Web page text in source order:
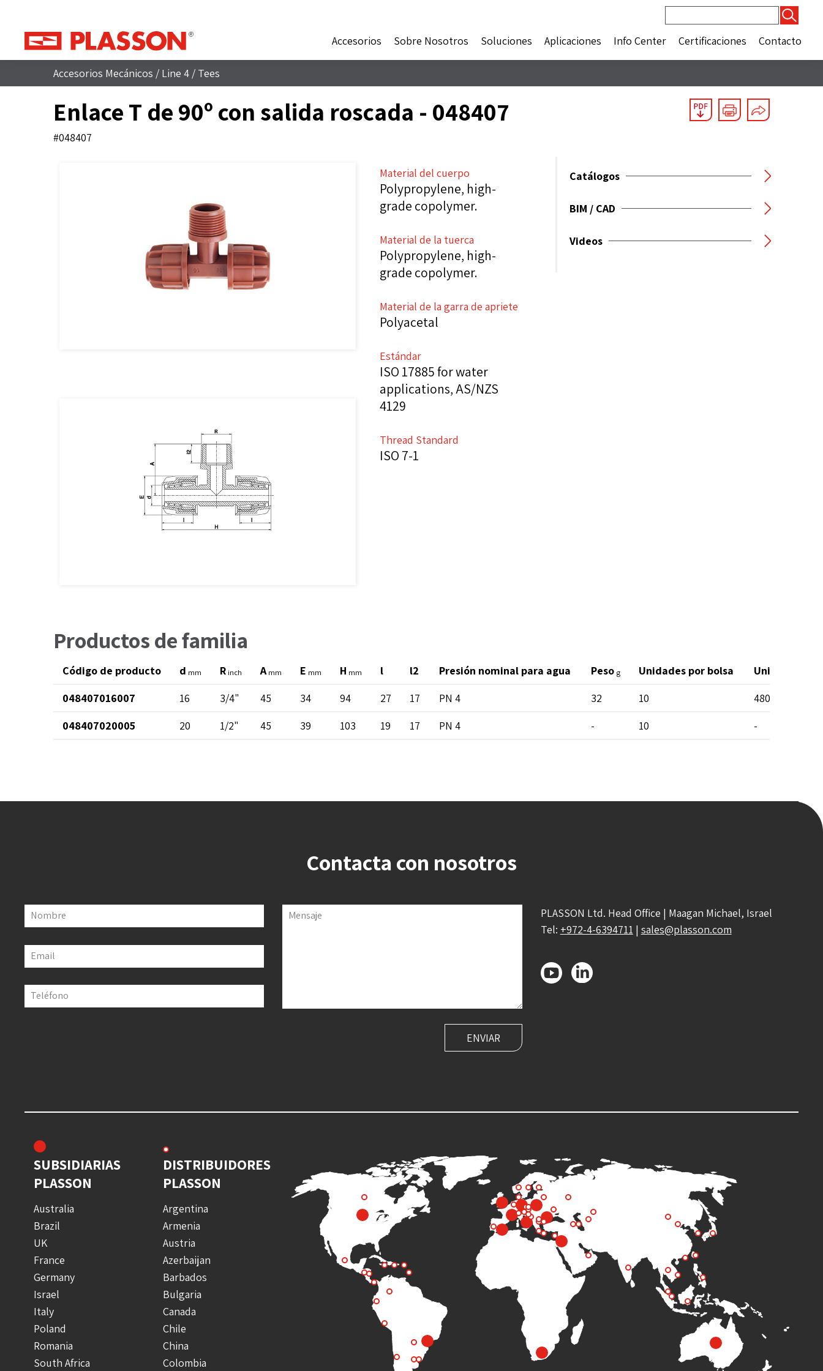
Accesorios
Sobre Nosotros Soluciones Aplicaciones Info Center Certificaciones Contacto
Accesorios Mecánicos / Line 4 / Tees
Enlace T de 90º con salida roscada - 048407
#048407
Material del cuerpo
Polypropylene, high-
grade copolymer.
Material de la tuerca
Polypropylene, high-
grade copolymer.
Material de la garra de apriete
Polyacetal
Estándar
ISO 17885 for water
applications, AS/NZS
4129
Thread Standard
ISO 7-1
Catálogos
BIM / CAD
Videos
Productos de familia
Código de producto d mm R inch A mm E mm H mm l l2 Presión nominal para agua Peso g Unidades por bolsa
Unidades
048407016007
16 3/4" 45 34 94 27 17 PN 4 32 10
480
048407020005
20 1/2" 45 39 103 19 17 PN 4 - 10 -
Contacta con nosotros
Nombre
Email
Teléfono
Mensaje
PLASSON Ltd. Head Office | Maagan Michael, Israel
Tel: +972-4-6394711 | sales@plasson.com
SUBSIDIARIAS
PLASSON
Australia
Brazil
UK
France
Germany
Israel
Italy
Poland
Romania
South Africa
DISTRIBUIDORES
PLASSON
Argentina
Armenia
Austria
Azerbaijan
Barbados
Bulgaria
Canada
Chile
China
Colombia